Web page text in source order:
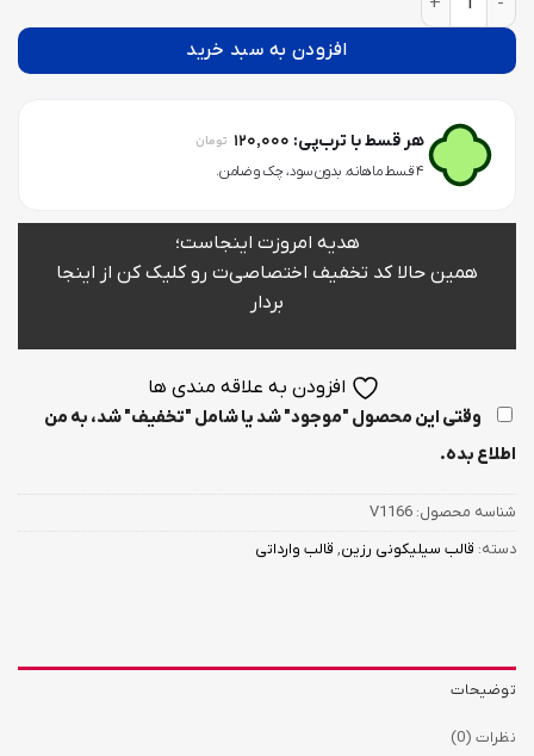
افزودن به سبد خرید
هر قسط با ترب‌پی: 120,000 تومان
۴ قسط ماهانه. بدون سود، چک و ضامن.
هدیه امروزت اینجاست؛
همین حالا کد تخفیف اختصاصی‌ت رو کلیک کن از اینجا
بردار
افزودن به علاقه مندی ها
وقتی این محصول "موجود" شد یا شامل "تخفیف" شد، به من
اطلاع بده.
شناسه محصول: V1166
دسته: قالب سیلیکونی رزین, قالب وارداتی
توضیحات
نظرات (0)